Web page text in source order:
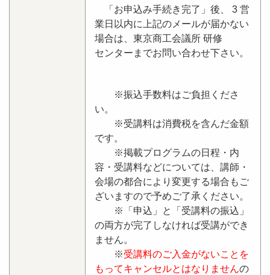
「お申込み手続き完了」後、 3 営
業日以内に上記のメールが届かない
場合は、東京商工会議所 研修
センターまでお問い合わせ下さい。
※振込手数料はご負担くださ
い。
※受講料は消費税を含んだ金額
です。
※掲載プログラムの日程・内
容・受講料などについては、講師・
会場の都合により変更する場合もご
ざいますので予めご了承ください。
※「申込」と「受講料の振込」
の両方が完了しなければ受講ができ
ません。
※受講料のご入金がないことを
もってキャンセルとはなりませんの